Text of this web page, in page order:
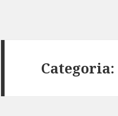
Categoria: